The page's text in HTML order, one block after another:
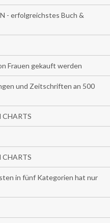
- erfolgreichstes Buch &
Frauen gekauft werden
und Zeitschriften an 500
CHARTS
CHARTS
in fünf Kategorien hat nur